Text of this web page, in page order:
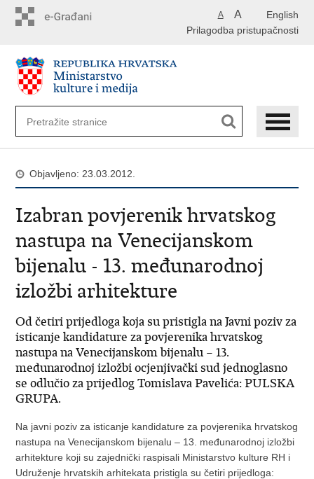
English
A A
Prilagodba pristupačnosti
Objavljeno: 23.03.2012.
Izabran povjerenik hrvatskog
nastupa na Venecijanskom
bijenalu - 13. međunarodnoj
izložbi arhitekture
Od četiri prijedloga koja su pristigla na Javni poziv za
isticanje kandidature za povjerenika hrvatskog
nastupa na Venecijanskom bijenalu – 13.
međunarodnoj izložbi ocjenjivački sud jednoglasno
se odlučio za prijedlog Tomislava Pavelića: PULSKA
GRUPA.
Na javni poziv za isticanje kandidature za povjerenika hrvatskog
nastupa na Venecijanskom bijenalu – 13. međunarodnoj izložbi
arhitekture koji su zajednički raspisali Ministarstvo kulture RH i
Udruženje hrvatskih arhitekata pristigla su četiri prijedloga: